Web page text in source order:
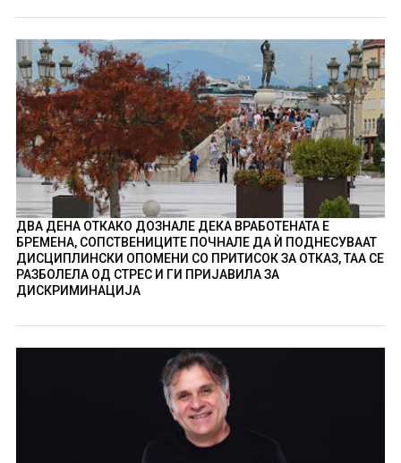
ДВА ДЕНА ОТКАКО ДОЗНАЛЕ ДЕКА ВРАБОТЕНАТА Е
БРЕМЕНА, СОПСТВЕНИЦИТЕ ПОЧНАЛЕ ДА Ѝ ПОДНЕСУВААТ
ДИСЦИПЛИНСКИ ОПОМЕНИ СО ПРИТИСОК ЗА ОТКАЗ, ТАА СЕ
РАЗБОЛЕЛА ОД СТРЕС И ГИ ПРИЈАВИЛА ЗА
ДИСКРИМИНАЦИЈА